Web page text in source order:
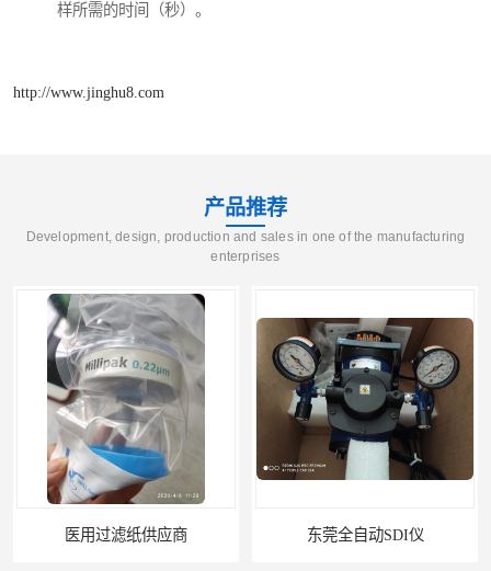
样所需的时间（秒）。
http://www.jinghu8.com
产品推荐
Development, design, production and sales in one of the manufacturing
enterprises
东莞全自动SDI仪 石家庄污染指数SDI仪